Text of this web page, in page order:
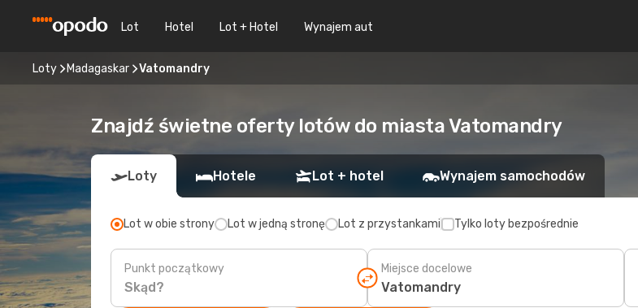
Lot Hotel Lot + Hotel Wynajem aut
Loty Madagaskar Vatomandry
Znajdź świetne oferty lotów do miasta Vatomandry
Loty Hotele Lot + hotel Wynajem samochodów
Lot w obie strony Lot w jedną stronę Lot z przystankami Tylko loty bezpośrednie
Punkt początkowy Miejsce docelowe